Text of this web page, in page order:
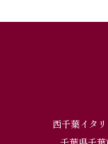
西千葉イタ